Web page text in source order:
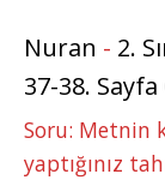
Nuran - 2.
37-38. Sayfa
Soru: Metnin
yaptığınız